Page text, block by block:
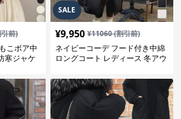
前)
こボア中
寒ジャケ
SALE
¥9,950 ¥11060(割引前)
ネイビーコーデ フード付き中綿
ロングコート レディース 冬アウ